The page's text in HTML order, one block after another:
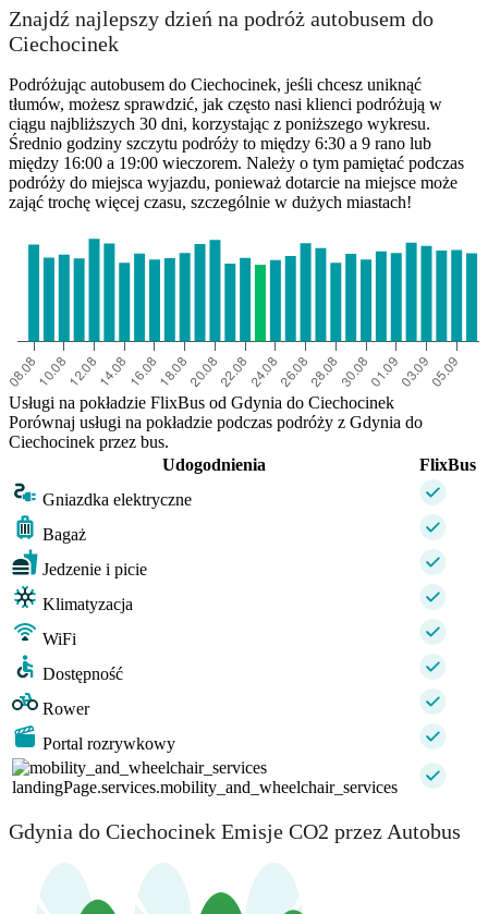
Znajdź najlepszy dzień na podróż autobusem do
Ciechocinek
Podróżując autobusem do Ciechocinek, jeśli chcesz uniknąć
tłumów, możesz sprawdzić, jak często nasi klienci podróżują w
ciągu najbliższych 30 dni, korzystając z poniższego wykresu.
Średnio godziny szczytu podróży to między 6:30 a 9 rano lub
między 16:00 a 19:00 wieczorem. Należy o tym pamiętać podczas
podróży do miejsca wyjazdu, ponieważ dotarcie na miejsce może
zająć trochę więcej czasu, szczególnie w dużych miastach!
Usługi na pokładzie FlixBus od Gdynia do Ciechocinek
Porównaj usługi na pokładzie podczas podróży z Gdynia do
Ciechocinek przez bus.
Udogodnienia
FlixBus
Gniazdka elektryczne
Bagaż
Jedzenie i picie
Klimatyzacja
WiFi
Dostępność
Rower
Portal rozrywkowy
landingPage.services.mobility_and_wheelchair_services
Gdynia do Ciechocinek Emisje CO2 przez Autobus